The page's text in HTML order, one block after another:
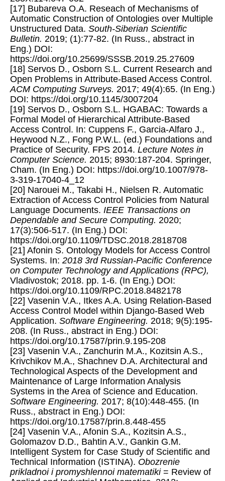
[17] Bubareva O.A. Reseach of Mechanisms of
Automatic Construction of Ontologies over Multiple
Unstructured Data. South-Siberian Scientific
Bulletin. 2019; (1):77-82. (In Russ., abstract in
Eng.) DOI:
https://doi.org/10.25699/SSSB.2019.25.27609
[18] Servos D., Osborn S.L. Current Research and
Open Problems in Attribute-Based Access Control.
ACM Computing Surveys. 2017; 49(4):65. (In Eng.)
DOI: https://doi.org/10.1145/3007204
[19] Servos D., Osborn S.L. HGABAC: Towards a
Formal Model of Hierarchical Attribute-Based
Access Control. In: Cuppens F., Garcia-Alfaro J.,
Heywood N.Z., Fong P.W.L. (ed.) Foundations and
Practice of Security. FPS 2014. Lecture Notes in
Computer Science. 2015; 8930:187-204. Springer,
Cham. (In Eng.) DOI: https://doi.org/10.1007/978-
3-319-17040-4_12
[20] Narouei M., Takabi H., Nielsen R. Automatic
Extraction of Access Control Policies from Natural
Language Documents. IEEE Transactions on
Dependable and Secure Computing. 2020;
17(3):506-517. (In Eng.) DOI:
https://doi.org/10.1109/TDSC.2018.2818708
[21] Afonin S. Ontology Models for Access Control
Systems. In: 2018 3rd Russian-Pacific Conference
on Computer Technology and Applications (RPC),
Vladivostok; 2018. pp. 1-6. (In Eng.) DOI:
https://doi.org/10.1109/RPC.2018.8482178
[22] Vasenin V.A., Itkes A.A. Using Relation-Based
Access Control Model within Django-Based Web
Application. Software Engineering. 2018; 9(5):195-
208. (In Russ., abstract in Eng.) DOI:
https://doi.org/10.17587/prin.9.195-208
[23] Vasenin V.A., Zanchurin M.A., Kozitsin A.S.,
Krivchikov M.A., Shachnev D.A. Architectural and
Technological Aspects of the Development and
Maintenance of Large Information Analysis
Systems in the Area of Science and Education.
Software Engineering. 2017; 8(10):448-455. (In
Russ., abstract in Eng.) DOI:
https://doi.org/10.17587/prin.8.448-455
[24] Vasenin V.A., Afonin S.A., Kozitsin A.S.,
Golomazov D.D., Bahtin A.V., Gankin G.M.
Intelligent System for Case Study of Scientific and
Technical Information (ISTINA). Obozrenie
prikladnoi i promyshlennoi matematiki= Review of